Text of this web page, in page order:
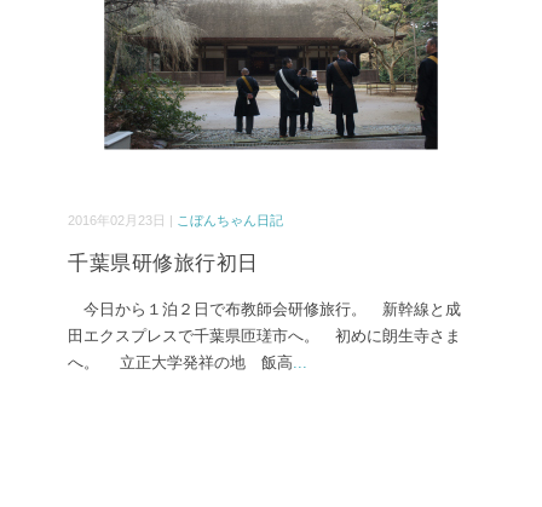
2016年02月23日 | こぼんちゃん日記
千葉県研修旅行初日
今日から１泊２日で布教師会研修旅行。 新幹線と成
田エクスプレスで千葉県匝瑳市へ。 初めに朗生寺さま
へ。 立正大学発祥の地 飯高...